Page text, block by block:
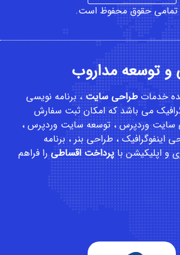
حقوق محفوظ است.
و توسعه مداروب
خدماتطراحی سایت ،برنامه نویسی
می باشد که امکانثبت سفارش
سایت وردپرس ، توسعه سایت وردپرس ،
اینفوگرافیک ، طراحی بنر ، برنامه
و اپلیکیشن باپرداخت اقساطیرا فراهم